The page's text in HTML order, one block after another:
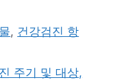
, 건강검진 항
주기 및 대상,